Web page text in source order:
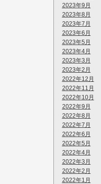
2023年9月
2023年8月
2023年7月
2023年6月
2023年5月
2023年4月
2023年3月
2023年2月
2022年12月
2022年11月
2022年10月
2022年9月
2022年8月
2022年7月
2022年6月
2022年5月
2022年4月
2022年3月
2022年2月
2022年1月